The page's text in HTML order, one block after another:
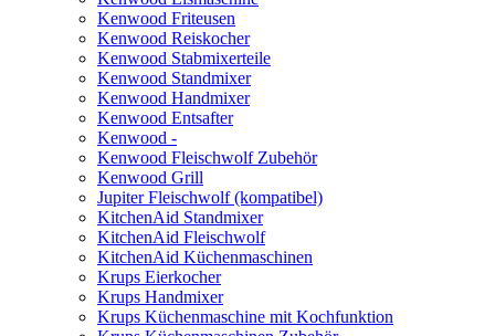
Kenwood Friteusen
Kenwood Reiskocher
Kenwood Stabmixerteile
Kenwood Standmixer
Kenwood Handmixer
Kenwood Entsafter
Kenwood -
Kenwood Fleischwolf Zubehör
Kenwood Grill
Jupiter Fleischwolf (kompatibel)
KitchenAid Standmixer
KitchenAid Fleischwolf
KitchenAid Küchenmaschinen
Krups Eierkocher
Krups Handmixer
Krups Küchenmaschine mit Kochfunktion